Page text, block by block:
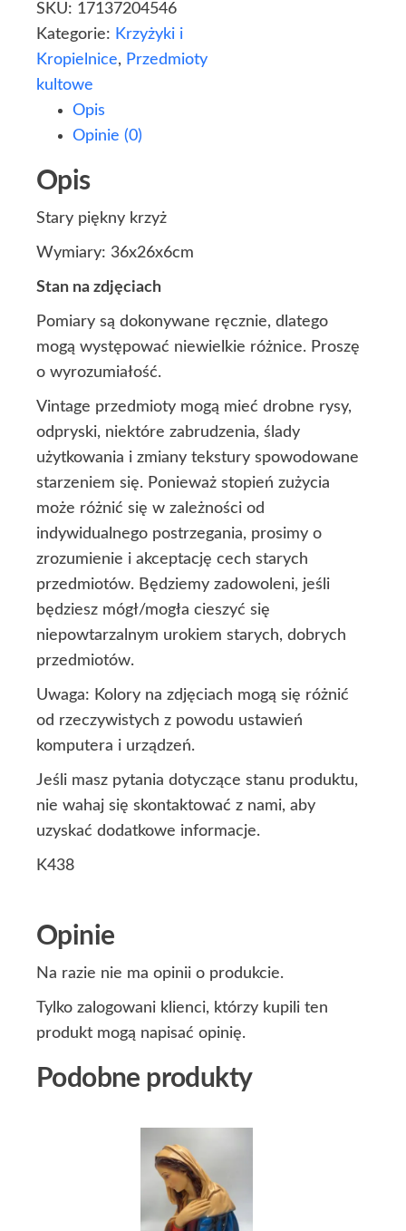
SKU: 17137204546
Kategorie: Krzyżyki i
Kropielnice, Przedmioty
kultowe
Opis
Opinie (0)
Opis
Stary piękny krzyż
Wymiary: 36x26x6cm
Stan na zdjęciach
Pomiary są dokonywane ręcznie, dlatego
mogą występować niewielkie różnice. Proszę
o wyrozumiałość.
Vintage przedmioty mogą mieć drobne rysy,
odpryski, niektóre zabrudzenia, ślady
użytkowania i zmiany tekstury spowodowane
starzeniem się. Ponieważ stopień zużycia
może różnić się w zależności od
indywidualnego postrzegania, prosimy o
zrozumienie i akceptację cech starych
przedmiotów. Będziemy zadowoleni, jeśli
będziesz mógł/mogła cieszyć się
niepowtarzalnym urokiem starych, dobrych
przedmiotów.
Uwaga: Kolory na zdjęciach mogą się różnić
od rzeczywistych z powodu ustawień
komputera i urządzeń.
Jeśli masz pytania dotyczące stanu produktu,
nie wahaj się skontaktować z nami, aby
uzyskać dodatkowe informacje.
K438
Opinie
Na razie nie ma opinii o produkcie.
Tylko zalogowani klienci, którzy kupili ten
produkt mogą napisać opinię.
Podobne produkty